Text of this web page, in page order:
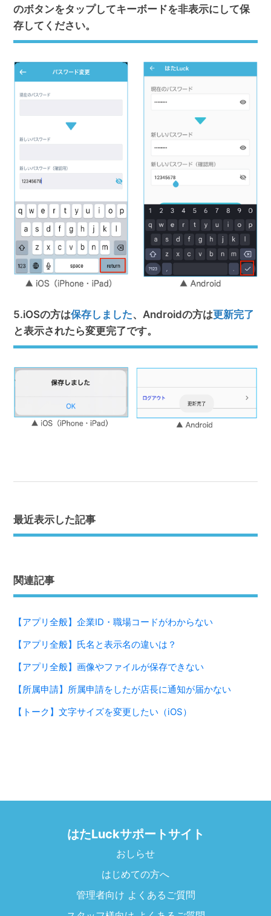
のボタンをタップしてキーボードを非表示にして保
存してください。
5.iOSの方は保存しました、Androidの方は更新完了
と表示されたら変更完了です。
最近表示した記事
関連記事
【アプリ全般】企業ID・職場コードがわからない
【アプリ全般】氏名と表示名の違いは？
【アプリ全般】画像やファイルが保存できない
【所属申請】所属申請をしたが店長に通知が届かない
【トーク】文字サイズを変更したい（iOS）
はたLuckサポートサイト
おしらせ
はじめての方へ
管理者向け よくあるご質問